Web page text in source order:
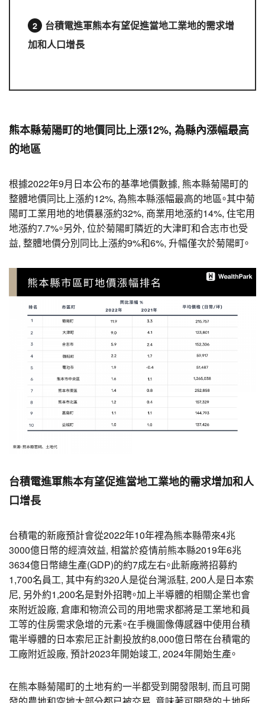
台積電進軍熊本有望促進當地工業地的需求增
加和人口增長
熊本縣菊陽町的地價同比上漲12%, 為縣內漲幅最高
的地區
根據2022年9月日本公布的基準地價數據, 熊本縣菊陽町的
整體地價同比上漲約12%, 為熊本縣漲幅最高的地區。其中菊
陽町工業用地的地價暴漲約32%, 商業用地漲約14%, 住宅用
地漲約7.7%。另外, 位於菊陽町隣近的大津町和合志市也受
益, 整體地價分別同比上漲約9%和6%, 升幅僅次於菊陽町。
台積電進軍熊本有望促進當地工業地的需求增加和人
口增長
台積電的新廠預計會從2022年10年裡為熊本縣帶來4兆
3000億日幣的經濟效益, 相當於疫情前熊本縣2019年6兆
3634億日幣總生產(GDP)的約7成左右。此新廠將招募約
1,700名員工, 其中有約320人是從台灣派駐, 200人是日本索
尼, 另外約1,200名是對外招聘。加上半導體的相關企業也會
來附近設廠, 倉庫和物流公司的用地需求都將是工業地和員
工等的住房需求急增的元素。在手機圖像傳感器中使用台積
電半導體的日本索尼正計劃投放約8,000億日幣在台積電的
工廠附近設廠, 預計2023年開始竣工, 2024年開始生產。
在熊本縣菊陽町的土地有約一半都受到開發限制, 而且可開